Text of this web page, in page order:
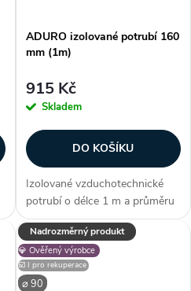
ADURO izolované potrubí 160
mm (1m)
915 Kč
Skladem
DO KOŠÍKU
Izolované vzduchotechnické
potrubí o délce 1 m a průměru
160 mm se používá k distribuci
většího množství vzduchu jak
mezi rekuperační jednotkou a
sáním/výstupem, tak i mezi...
Nadrozměrný produkt
⌀ 90
💎 Ověřený výrobce
☑️ I pro rekuperace